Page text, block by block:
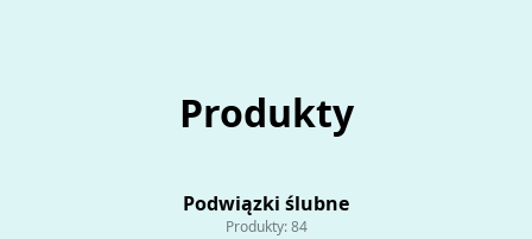
Produkty
Podwiązki ślubne
Produkty: 84